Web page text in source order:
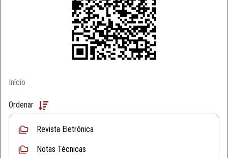
Início
Ordenar
Revista Eletrônica
Notas Técnicas